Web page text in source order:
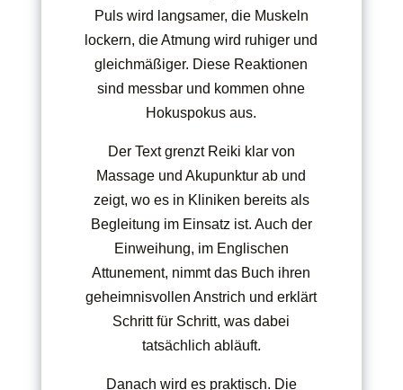
Puls wird langsamer, die Muskeln
lockern, die Atmung wird ruhiger und
gleichmäßiger. Diese Reaktionen
sind messbar und kommen ohne
Hokuspokus aus.
Der Text grenzt Reiki klar von
Massage und Akupunktur ab und
zeigt, wo es in Kliniken bereits als
Begleitung im Einsatz ist. Auch der
Einweihung, im Englischen
Attunement, nimmt das Buch ihren
geheimnisvollen Anstrich und erklärt
Schritt für Schritt, was dabei
tatsächlich abläuft.
Danach wird es praktisch. Die